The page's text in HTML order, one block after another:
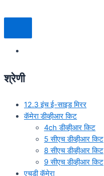
श्रेणी
12.3 इंच ई-साइड मिरर
कॅमेरा डीव्हीआर किट
4ch डीव्हीआर किट
5 सीएच डीव्हीआर किट
8 सीएच डीव्हीआर किट
9 सीएच डीव्हीआर किट
एचडी कॅमेरा